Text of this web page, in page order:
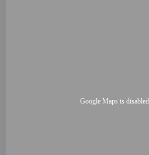
Google Maps is disabled.